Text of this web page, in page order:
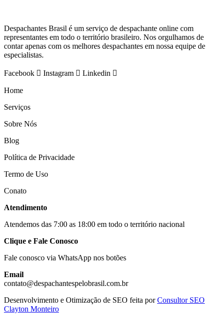
Despachantes Brasil é um serviço de despachante online com
representantes em todo o território brasileiro. Nos orgulhamos de
contar apenas com os melhores despachantes em nossa equipe de
especialistas.
Facebook Instagram Linkedin
Home
Serviços
Sobre Nós
Blog
Política de Privacidade
Termo de Uso
Conato
Atendimento
Atendemos das 7:00 as 18:00 em todo o território nacional
Clique e Fale Conosco
Fale conosco via WhatsApp nos botões
Email
contato@despachantespelobrasil.com.br
Desenvolvimento e Otimização de SEO feita porConsultor SEO
Clayton Monteiro